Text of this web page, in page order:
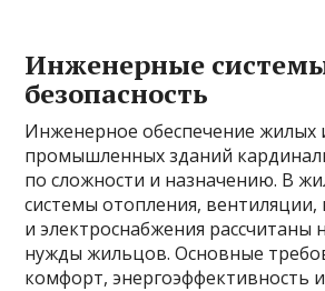
Инженерные
безопасность
Инженерное обеспечение жилых
промышленных зданий
по сложности и назначению. В
системы отопления, вентиляции,
и электроснабжения рассчитаны
нужды жильцов. Основные
комфорт, энергоэффективность